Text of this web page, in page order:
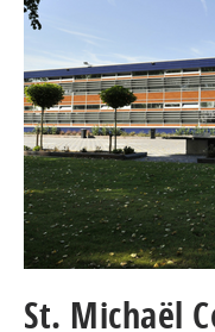
St. Michaël